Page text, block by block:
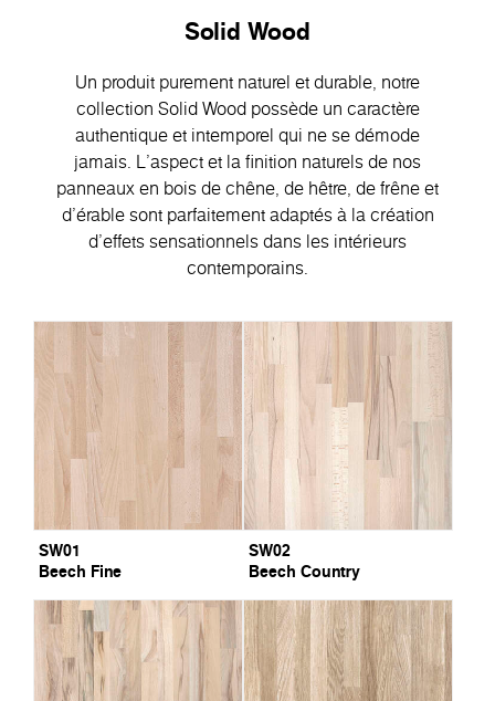
Solid Wood
Un produit purement naturel et durable, notre
collection Solid Wood possède un caractère
authentique et intemporel qui ne se démode
jamais. L'aspect et la finition naturels de nos
panneaux en bois de chêne, de hêtre, de frêne et
d'érable sont parfaitement adaptés à la création
d'effets sensationnels dans les intérieurs
contemporains.
SW01
Beech Fine
SW02
Beech Country